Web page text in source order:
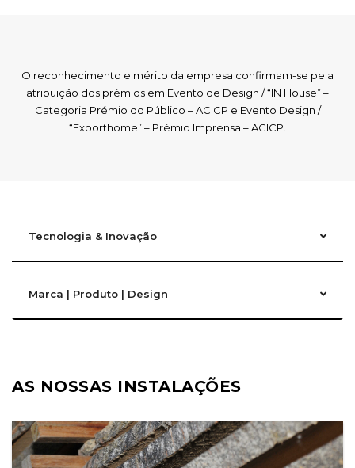
O reconhecimento e mérito da empresa confirmam-se pela
atribuição dos prémios em Evento de Design / “IN House” –
Categoria Prémio do Público – ACICP e Evento Design /
“Exporthome” – Prémio Imprensa – ACICP.
Tecnologia & Inovação
Marca | Produto | Design
AS NOSSAS INSTALAÇÕES